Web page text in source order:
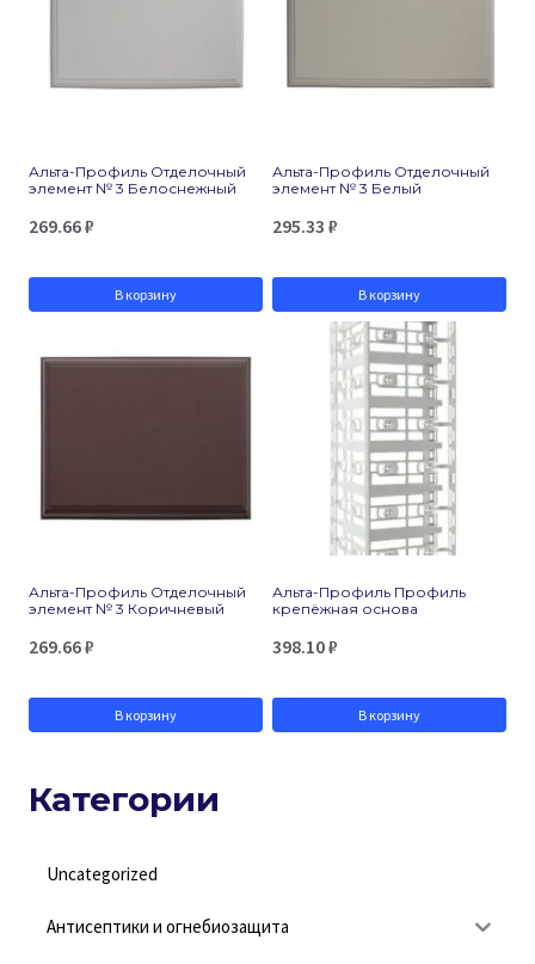
Альта-Профиль Отделочный
элемент № 3 Белоснежный
269.66₽
В корзину
Альта-Профиль Отделочный
элемент № 3 Белый
295.33 ₽
В корзину
Альта-Профиль Отделочный
элемент № 3 Коричневый
269.66₽
В корзину
Альта-Профиль Профиль
крепёжная основа
398.10₽
В корзину
Категории
Uncategorized
Антисептики и огнебиозащита